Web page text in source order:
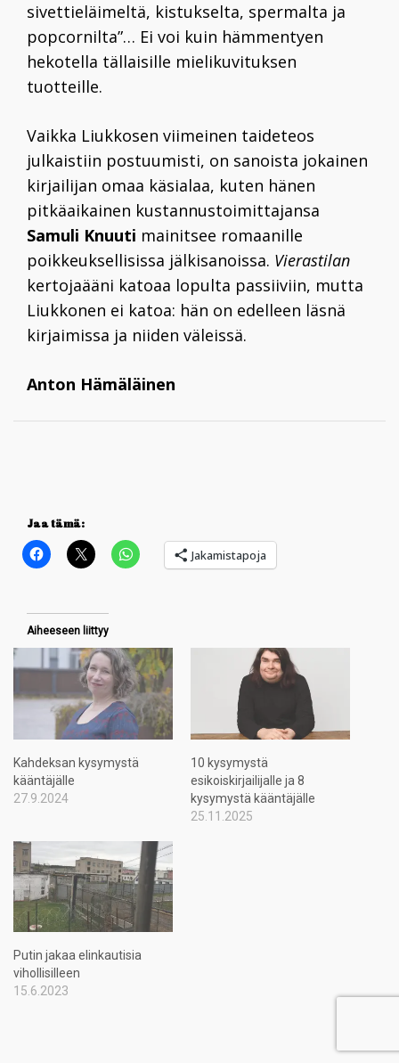
sivettieläimeltä, kistukselta, spermalta ja
popcornilta”… Ei voi kuin hämmentyen
hekotella tällaisille mielikuvituksen
tuotteille.
Vaikka Liukkosen viimeinen taideteos
julkaistiin postuumisti, on sanoista jokainen
kirjailijan omaa käsialaa, kuten hänen
pitkäaikainen kustannustoimittajansa
Samuli Knuuti mainitsee romaanille
poikkeuksellisissa jälkisanoissa. Vierastilan
kertojaääni katoaa lopulta passiiviin, mutta
Liukkonen ei katoa: hän on edelleen läsnä
kirjaimissa ja niiden väleissä.
Anton Hämäläinen
Jaa tämä:
Jakamistapoja
Aiheeseen liittyy
Kahdeksan kysymystä
kääntäjälle
27.9.2024
10 kysymystä
esikoiskirjailijalle ja 8
kysymystä kääntäjälle
25.11.2025
Putin jakaa elinkautisia
vihollisilleen
15.6.2023